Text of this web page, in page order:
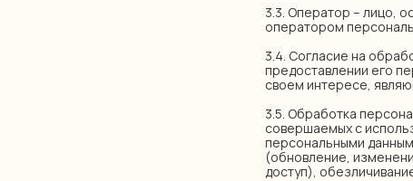
3.3. Оператор – лицо,
оператором
3.4. Согласие на
предоставлении его
своем интересе,
3.5. Обработка
совершаемых с
персональными
(обновление,
доступ),